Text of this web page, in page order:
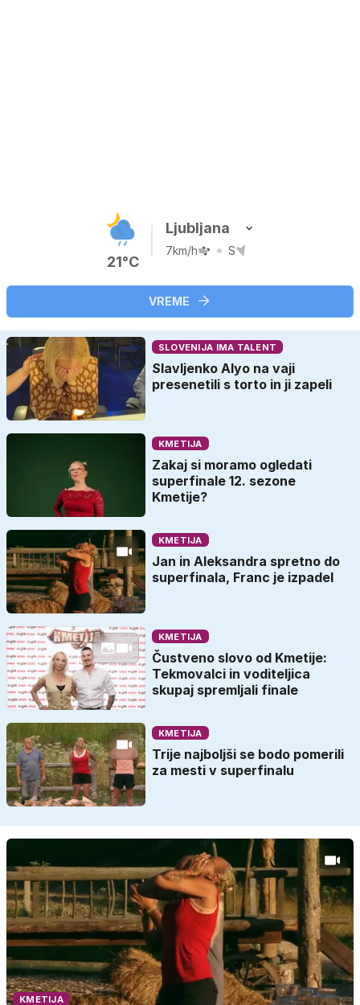
21°C
Ljubljana
7km/h S
VREME
SLOVENIJA IMA TALENT
Slavljenko Alyo na vaji
presenetili s torto in ji zapeli
KMETIJA
Zakaj si moramo ogledati
superfinale 12. sezone
Kmetije?
KMETIJA
Jan in Aleksandra spretno do
superfinala, Franc je izpadel
KMETIJA
Čustveno slovo od Kmetije:
Tekmovalci in voditeljica
skupaj spremljali finale
KMETIJA
Trije najboljši se bodo pomerili
za mesti v superfinalu
KMETIJA